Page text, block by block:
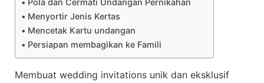
Pola dan Cermati Undangan Pernikahan
Menyortir Jenis Kertas
Mencetak Kartu undangan
Persiapan membagikan ke Famili
Membuat wedding invitations unik dan eksklusif